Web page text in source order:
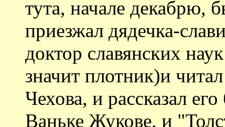
тута, начале декабрю,
приезжал дядечка-
доктор славянских
значит плотник)и
Чехова, и рассказал
Ваньке Жукове, и